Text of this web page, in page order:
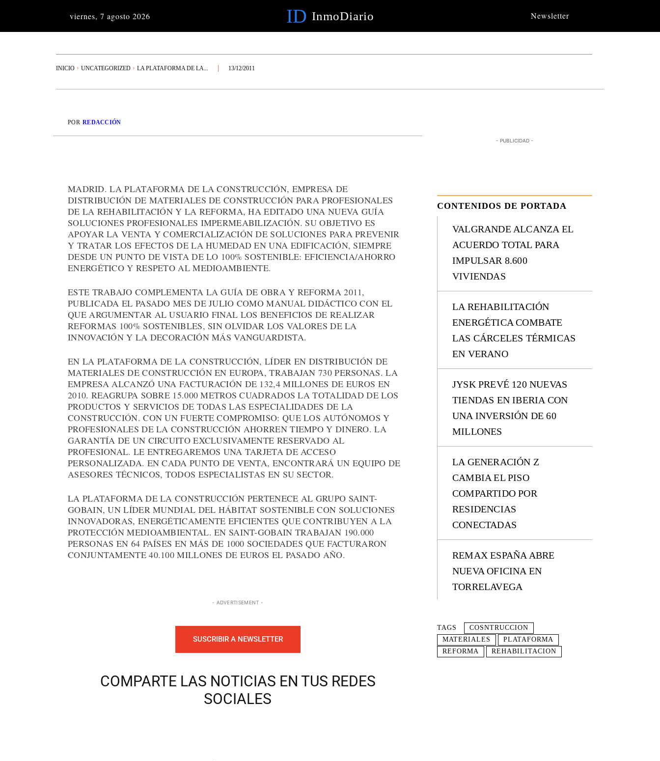
viernes, 7 agosto 2026 ID InmoDiario Newsletter
INICIO UNCATEGORIZED LA PLATAFORMA DE LA... 13/12/2011
POR REDACCIÓN
MADRID. LA PLATAFORMA DE LA CONSTRUCCIÓN, EMPRESA DE
DISTRIBUCIÓN DE MATERIALES DE CONSTRUCCIÓN PARA PROFESIONALES
DE LA REHABILITACIÓN Y LA REFORMA, HA EDITADO UNA NUEVA GUÍA
SOLUCIONES PROFESIONALES IMPERMEABILIZACIÓN. SU OBJETIVO ES
APOYAR LA VENTA Y COMERCIALIZACIÓN DE SOLUCIONES PARA PREVENIR
Y TRATAR LOS EFECTOS DE LA HUMEDAD EN UNA EDIFICACIÓN, SIEMPRE
DESDE UN PUNTO DE VISTA DE LO 100% SOSTENIBLE: EFICIENCIA/AHORRO
ENERGÉTICO Y RESPETO AL MEDIOAMBIENTE.
ESTE TRABAJO COMPLEMENTA LA GUÍA DE OBRA Y REFORMA 2011,
PUBLICADA EL PASADO MES DE JULIO COMO MANUAL DIDÁCTICO CON EL
QUE ARGUMENTAR AL USUARIO FINAL LOS BENEFICIOS DE REALIZAR
REFORMAS 100% SOSTENIBLES, SIN OLVIDAR LOS VALORES DE LA
INNOVACIÓN Y LA DECORACIÓN MÁS VANGUARDISTA.
EN LA PLATAFORMA DE LA CONSTRUCCIÓN, LÍDER EN DISTRIBUCIÓN DE
MATERIALES DE CONSTRUCCIÓN EN EUROPA, TRABAJAN 730 PERSONAS. LA
EMPRESA ALCANZÓ UNA FACTURACIÓN DE 132,4 MILLONES DE EUROS EN
2010. REAGRUPA SOBRE 15.000 METROS CUADRADOS LA TOTALIDAD DE LOS
PRODUCTOS Y SERVICIOS DE TODAS LAS ESPECIALIDADES DE LA
CONSTRUCCIÓN. CON UN FUERTE COMPROMISO: QUE LOS AUTÓNOMOS Y
PROFESIONALES DE LA CONSTRUCCIÓN AHORREN TIEMPO Y DINERO. LA
GARANTÍA DE UN CIRCUITO EXCLUSIVAMENTE RESERVADO AL
PROFESIONAL. LE ENTREGAREMOS UNA TARJETA DE ACCESO
PERSONALIZADA. EN CADA PUNTO DE VENTA, ENCONTRARÁ UN EQUIPO DE
ASESORES TÉCNICOS, TODOS ESPECIALISTAS EN SU SECTOR.
LA PLATAFORMA DE LA CONSTRUCCIÓN PERTENECE AL GRUPO SAINT-
GOBAIN, UN LÍDER MUNDIAL DEL HÁBITAT SOSTENIBLE CON SOLUCIONES
INNOVADORAS, ENERGÉTICAMENTE EFICIENTES QUE CONTRIBUYEN A LA
PROTECCIÓN MEDIOAMBIENTAL. EN SAINT-GOBAIN TRABAJAN 190.000
PERSONAS EN 64 PAÍSES EN MÁS DE 1000 SOCIEDADES QUE FACTURARON
CONJUNTAMENTE 40.100 MILLONES DE EUROS EL PASADO AÑO.
- ADVERTISEMENT -
SUSCRIBIR A NEWSLETTER
COMPARTE LAS NOTICIAS EN TUS REDES
SOCIALES
- PUBLICIDAD -
CONTENIDOS DE PORTADA
VALGRANDE ALCANZA EL
ACUERDO TOTAL PARA
IMPULSAR 8.600
VIVIENDAS
LA REHABILITACIÓN
ENERGÉTICA COMBATE
LAS CÁRCELES TÉRMICAS
EN VERANO
JYSK PREVÉ 120 NUEVAS
TIENDAS EN IBERIA CON
UNA INVERSIÓN DE 60
MILLONES
LA GENERACIÓN Z
CAMBIA EL PISO
COMPARTIDO POR
RESIDENCIAS
CONECTADAS
REMAX ESPAÑA ABRE
NUEVA OFICINA EN
TORRELAVEGA
TAGS
COSNTRUCCION
MATERIALES
PLATAFORMA
REFORMA
REHABILITACION